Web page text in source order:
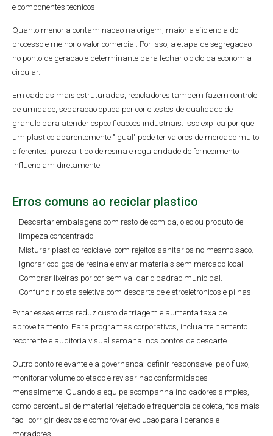
e componentes tecnicos.
Quanto menor a contaminacao na origem, maior a eficiencia do
processo e melhor o valor comercial. Por isso, a etapa de segregacao
no ponto de geracao e determinante para fechar o ciclo da economia
circular.
Em cadeias mais estruturadas, recicladores tambem fazem controle
de umidade, separacao optica por cor e testes de qualidade de
granulo para atender especificacoes industriais. Isso explica por que
um plastico aparentemente "igual" pode ter valores de mercado muito
diferentes: pureza, tipo de resina e regularidade de fornecimento
influenciam diretamente.
Erros comuns ao reciclar plastico
Descartar embalagens com resto de comida, oleo ou produto de
limpeza concentrado.
Misturar plastico reciclavel com rejeitos sanitarios no mesmo saco.
Ignorar codigos de resina e enviar materiais sem mercado local.
Comprar lixeiras por cor sem validar o padrao municipal.
Confundir coleta seletiva com descarte de eletroeletronicos e pilhas.
Evitar esses erros reduz custo de triagem e aumenta taxa de
aproveitamento. Para programas corporativos, inclua treinamento
recorrente e auditoria visual semanal nos pontos de descarte.
Outro ponto relevante e a governanca: definir responsavel pelo fluxo,
monitorar volume coletado e revisar nao conformidades
mensalmente. Quando a equipe acompanha indicadores simples,
como percentual de material rejeitado e frequencia de coleta, fica mais
facil corrigir desvios e comprovar evolucao para lideranca e
moradores.